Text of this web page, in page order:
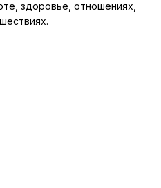
здоровье, отношениях,